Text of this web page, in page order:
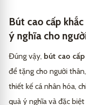
Bút cao cấp
ý nghĩa cho
Đúng vậy, bút cao
để tặng cho người
thiết kế cá nhân hóa,
quà ý nghĩa và đặc